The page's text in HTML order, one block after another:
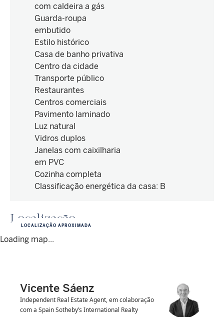
com caldeira a gás
Guarda-roupa
embutido
Estilo histórico
Casa de banho privativa
Centro da cidade
Transporte público
Restaurantes
Centros comerciais
Pavimento laminado
Luz natural
Vidros duplos
Janelas com caixilharia
em PVC
Cozinha completa
Classificação energética da casa: B
Localização
Loading map...
LOCALIZAÇÃO APROXIMADA
Vicente Sáenz
Independent Real Estate Agent, em colaboração
com a Spain Sotheby’s International Realty